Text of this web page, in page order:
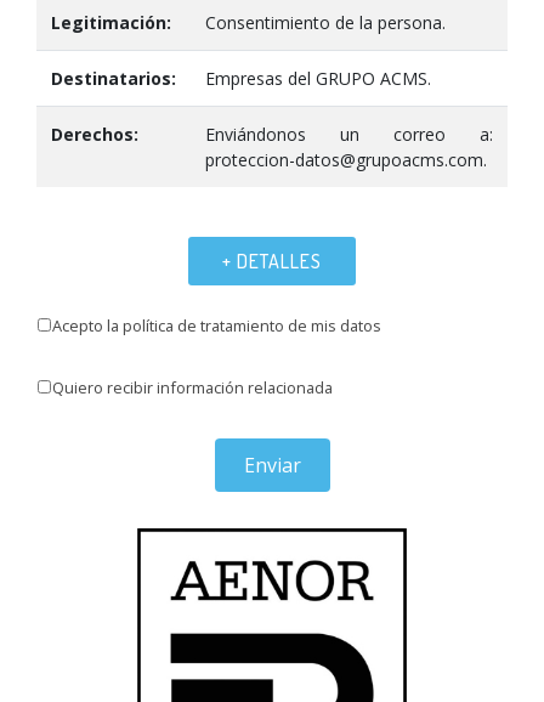
Legitimación: Consentimiento de la persona.
Destinatarios: Empresas del GRUPO ACMS.
Derechos:
Enviándonos un correo a:
proteccion-datos@grupoacms.com.
+ DETALLES
Acepto la política de tratamiento de mis datos
Quiero recibir información relacionada
Enviar